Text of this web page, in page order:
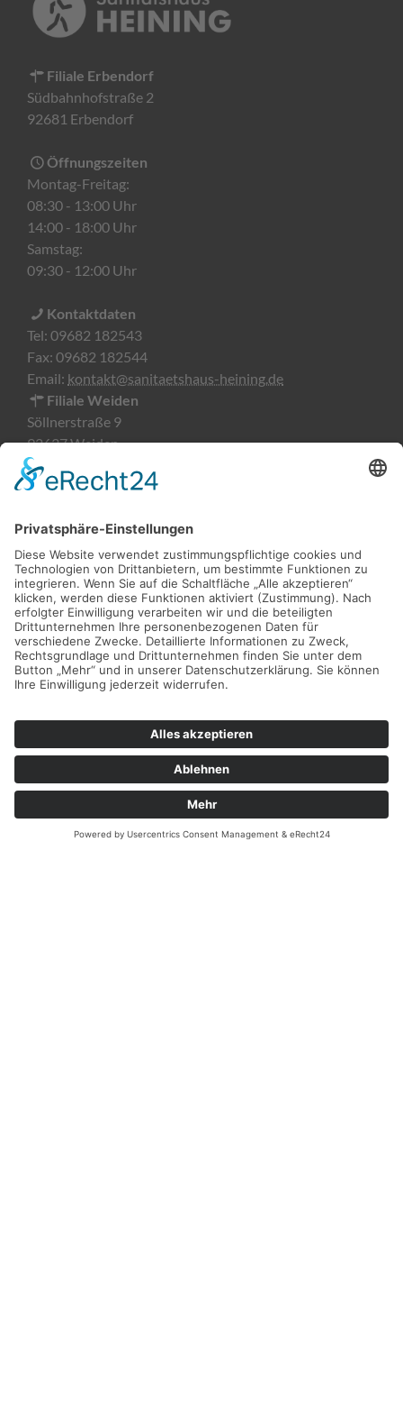
Filiale Erbendorf
Südbahnhofstraße 2
92681 Erbendorf
Öffnungszeiten
Montag-Freitag:
08:30 - 13:00 Uhr
14:00 - 18:00 Uhr
Samstag:
09:30 - 12:00 Uhr
Kontaktdaten
Tel: 09682 182543
Fax: 09682 182544
Email: kontakt@sanitaetshaus-heining.de
Filiale Weiden
Söllnerstraße 9
92637 Weiden
Öffnungszeiten
09:00 - 18:00 Uhr
Kontaktdaten
Tel:0961 51876482
Fax:0961 51876483
Email:kontakt@heining-weiden.de
Startseite
Erbendorf
Leistungen
Instagram